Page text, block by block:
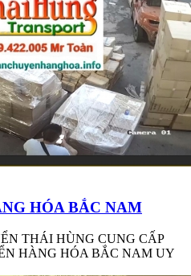
HÓA BẮC NAM
THÁI HÙNG CUNG CẤP
HÀNG HÓA BẮC NAM UY